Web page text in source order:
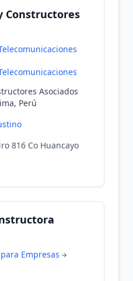
Constructores
Asociados
Perú
816 Co Huancayo
Empresas